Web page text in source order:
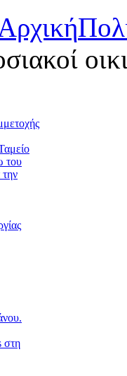
του
στη